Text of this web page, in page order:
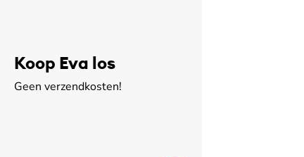
Koop Eva los
Geen verzendkosten!